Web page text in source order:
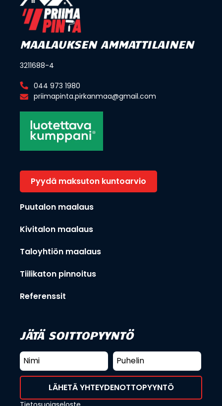
MAALAUKSEN AMMATTILAINEN
3211688-4
044 973 1980
priimapinta.pirkanmaa@gmail.com
Pyydä maksuton kuntoarvio
Puutalon maalaus
Kivitalon maalaus
Taloyhtiön maalaus
Tiilikaton pinnoitus
Referenssit
JÄTÄ SOITTOPYYNTÖ